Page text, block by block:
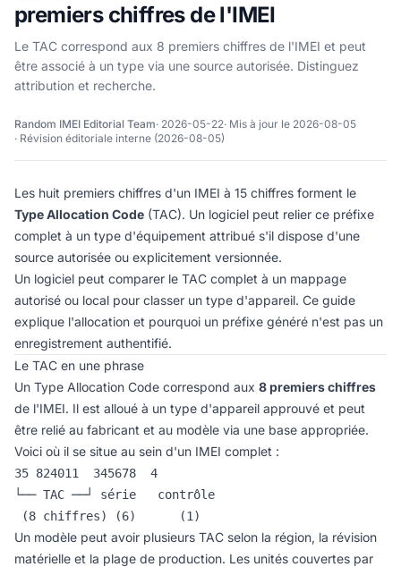
premiers chiffres de l'IMEI
Le TAC correspond aux 8 premiers chiffres de l'IMEI et peut
être associé à un type via une source autorisée. Distinguez
attribution et recherche.
Random IMEI Editorial Team· 2026-05-22· Mis à jour le 2026-08-05
· Révision éditoriale interne (2026-08-05)
Les huit premiers chiffres d'un IMEI à 15 chiffres forment le
Type Allocation Code (TAC). Un logiciel peut relier ce préfixe
complet à un type d'équipement attribué s'il dispose d'une
source autorisée ou explicitement versionnée.
Un logiciel peut comparer le TAC complet à un mappage
autorisé ou local pour classer un type d'appareil. Ce guide
explique l'allocation et pourquoi un préfixe généré n'est pas un
enregistrement authentifié.
Le TAC en une phrase
Un Type Allocation Code correspond aux 8 premiers chiffres
de l'IMEI. Il est alloué à un type d'appareil approuvé et peut
être relié au fabricant et au modèle via une base appropriée.
Voici où il se situe au sein d'un IMEI complet :
35 824011  345678  4
└── TAC ──┘ série   contrôle
(8 chiffres) (6)      (1)
Un modèle peut avoir plusieurs TAC selon la région, la révision
matérielle et la plage de production. Les unités couvertes par